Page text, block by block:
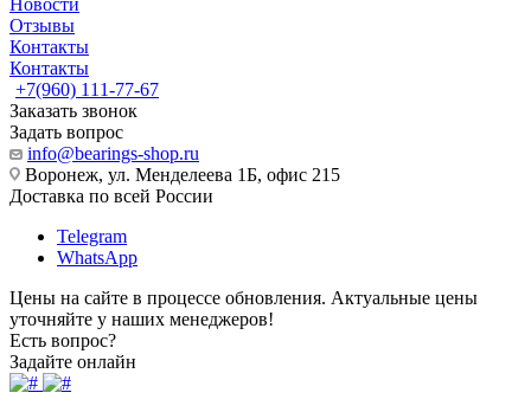
Новости
Отзывы
Контакты
Контакты
+7(960) 111-77-67
Заказать звонок
Задать вопрос
info@bearings-shop.ru
Воронеж, ул. Менделеева 1Б, офис 215
Доставка по всей России
Telegram
WhatsApp
Цены на сайте в процессе обновления. Актуальные цены
уточняйте у наших менеджеров!
Есть вопрос?
Задайте онлайн